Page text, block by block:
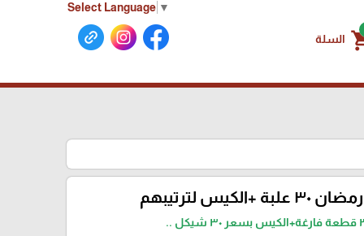
Select Language ▼
السلة
+الكيس لترتيبهم
شيكل ..